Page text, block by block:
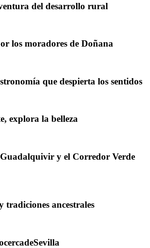
del desarrollo rural
los moradores de Doñana
que despierta los sentidos
explora la belleza
Guadalquivir y el Corredor Verde
tradiciones ancestrales